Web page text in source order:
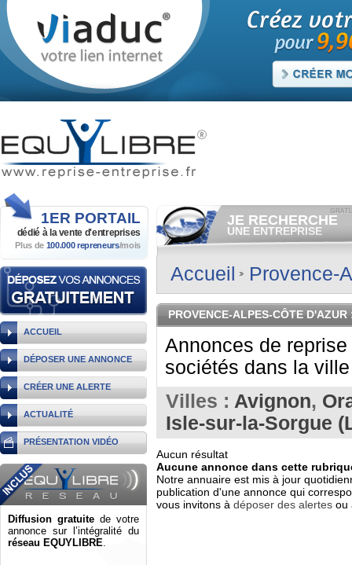
1ER PORTAIL
dédié à la vente d'entreprises
Plus de 100.000 repreneurs/mois
ACCUEIL
DÉPOSER UNE ANNONCE
CRÉER UNE ALERTE
ACTUALITÉ
PRÉSENTATION VIDÉO
Diffusion gratuite de votre
annonce sur l’intégralité du
réseau EQUYLIBRE.
JE RECHERCHE
UNE ENTREPRISE
Consulter gratuitementles
vendre.
Et/ou déposergratuitement
RECHERCHER UNE
ANNONCE
Accueil Provence-
PROVENCE-ALPES-CÔTE D'AZUR
Annonces de
sociétés dans la
Villes : Avignon,
Isle-sur-la-Sorgue
Aucun résultat
Aucune annonce dans cette
Notre annuaire est mis à jour
publication d'une annonce qui
vous invitons à déposer des alertes ou